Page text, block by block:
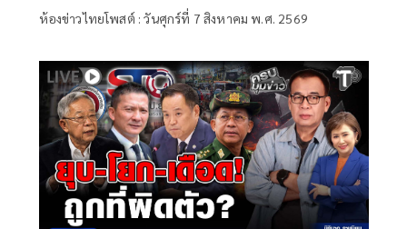
ห้องข่าวไทยโพสต์ : วันศุกร์ที่ 7 สิงหาคม พ.ศ. 2569